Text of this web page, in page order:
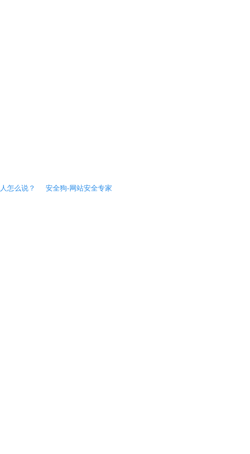
怎么说？ 安全狗-网站安全专家